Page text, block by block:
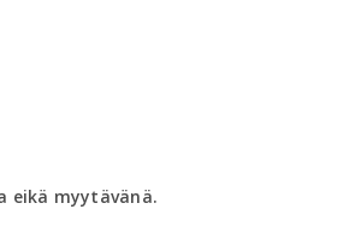
eikä myytävänä.